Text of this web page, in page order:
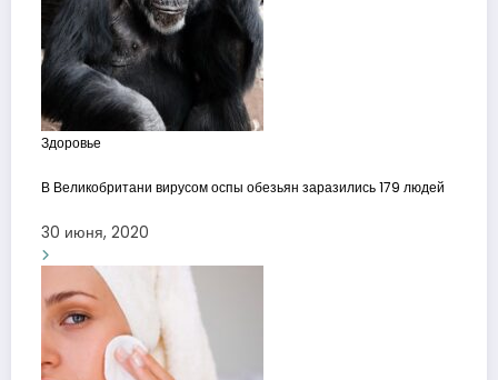
Здоровье
В Великобритани вирусом оспы обезьян заразились 179 людей
30 июня, 2020